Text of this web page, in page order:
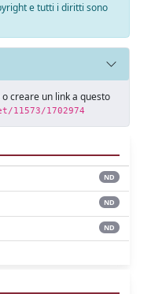
e tutti i diritti sono
creare un link a questo
1702974
ND
ND
ND